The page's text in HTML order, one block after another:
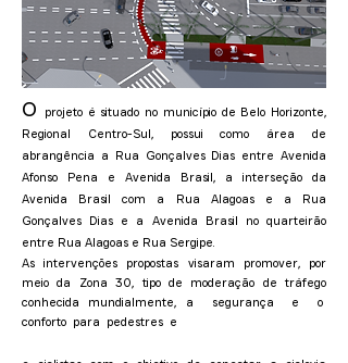
O
projeto é situado no município de Belo Horizonte,
Regional Centro-Sul, possui como área de
abrangência a Rua Gonçalves Dias entre Avenida
Afonso Pena e Avenida Brasil, a interseção da
Avenida Brasil com a Rua Alagoas e a Rua
Gonçalves Dias e a Avenida Brasil no quarteirão
entre Rua Alagoas e Rua Sergipe.
As intervenções propostas visaram promover, por
meio da Zona 30, tipo de moderação de tráfego
conhecida mundialmente, a segurança e o
conforto para pedestres e